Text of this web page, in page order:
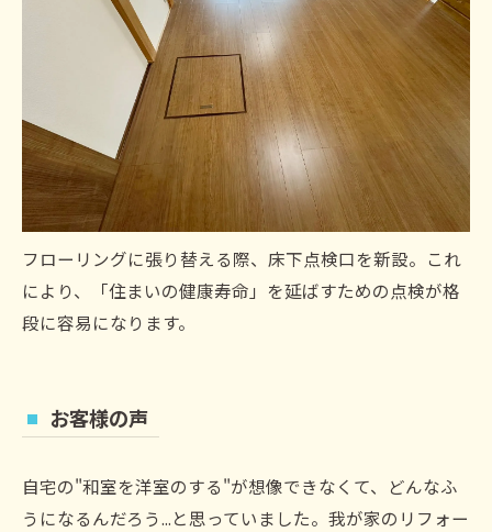
フローリングに張り替える際、床下点検口を新設。これ
により、「住まいの健康寿命」を延ばすための点検が格
段に容易になります。
お客様の声
自宅の"和室を洋室のする"が想像できなくて、どんなふ
うになるんだろう...と思っていました。我が家のリフォー